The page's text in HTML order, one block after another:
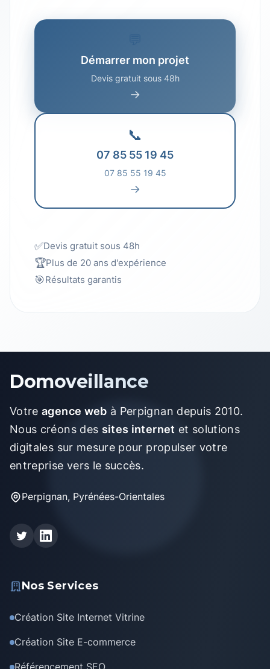
Démarrer mon projet
Devis gratuit sous 48h
→
📞
07 85 55 19 45
07 85 55 19 45
→
✅Devis gratuit sous 48h
🏆Plus de 20 ans d'expérience
🎯Résultats garantis
Domoveillance
Votreagence web à Perpignan depuis 2010.
Nous créons des sites internet et solutions
digitales sur mesure pour propulser votre
entreprise vers le succès.
Perpignan, Pyrénées-Orientales
Nos Services
Création Site Internet Vitrine
Création Site E-commerce
Référencement SEO